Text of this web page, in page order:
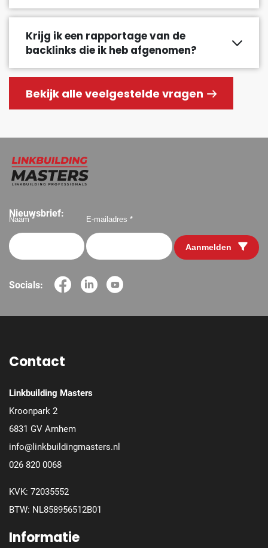
Krijg ik een rapportage van de
backlinks die ik heb afgenomen?
Bekijk alle veelgestelde vragen
Nieuwsbrief:
Naam * E-mailadres *
Aanmelden
Socials:
Contact
Linkbuilding Masters
Kroonpark 2
6831 GV Arnhem
info@linkbuildingmasters.nl
026 820 0068
KVK: 72035552
BTW: NL858956512B01
Informatie